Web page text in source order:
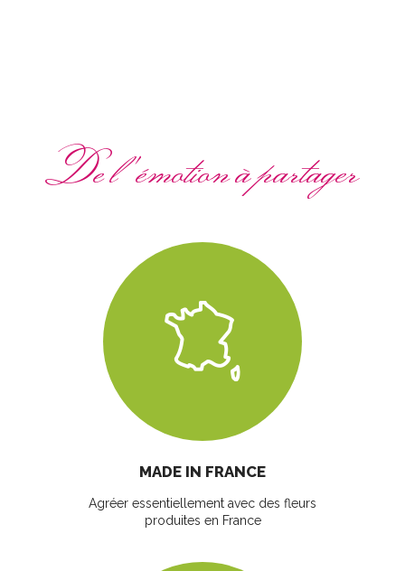
De l'émotion à partager
MADE IN FRANCE
Agréer essentiellement avec des fleurs
produites en France